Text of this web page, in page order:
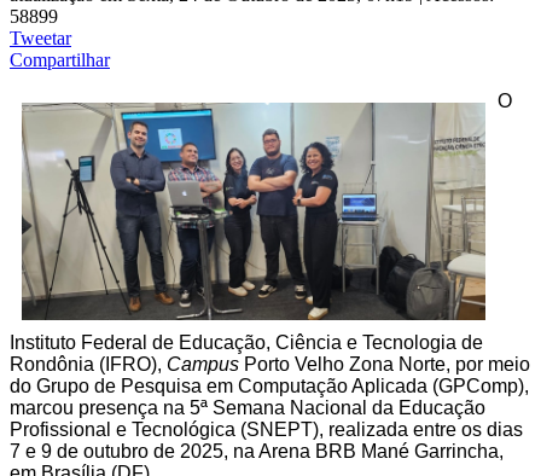
58899
Tweetar
Compartilhar
O
Instituto Federal de Educação, Ciência e Tecnologia de
Rondônia (IFRO), Campus Porto Velho Zona Norte, por meio
do Grupo de Pesquisa em Computação Aplicada (GPComp),
marcou presença na 5ª Semana Nacional da Educação
Profissional e Tecnológica (SNEPT), realizada entre os dias
7 e 9 de outubro de 2025, na Arena BRB Mané Garrincha,